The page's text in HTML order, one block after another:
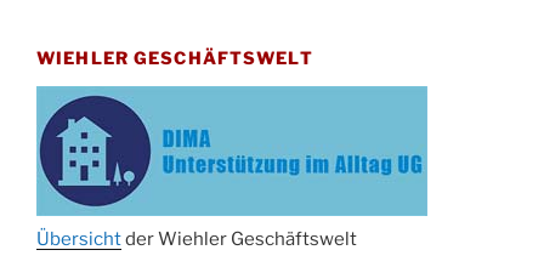
Kinderbibeltag im Ev. Gemeindehaus von 10-
12 Uhr
09.10.
Afterwork-Andacht um 18:00 Uhr in der
Kirche
10.10.
Sandmännchen-Gottesdienst in der Kirche
WIEHLER GESCHÄFTSWELT
Übersichtder Wiehler Geschäftswelt